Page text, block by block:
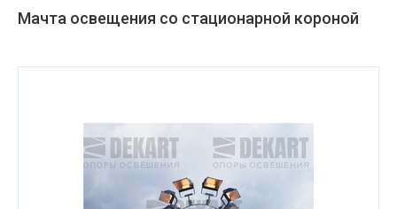
Мачта освещения со стационарной короной